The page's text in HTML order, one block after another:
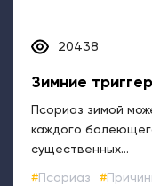
20438
Зимние
Псориаз зимой
каждого
существенных...
Псориаз